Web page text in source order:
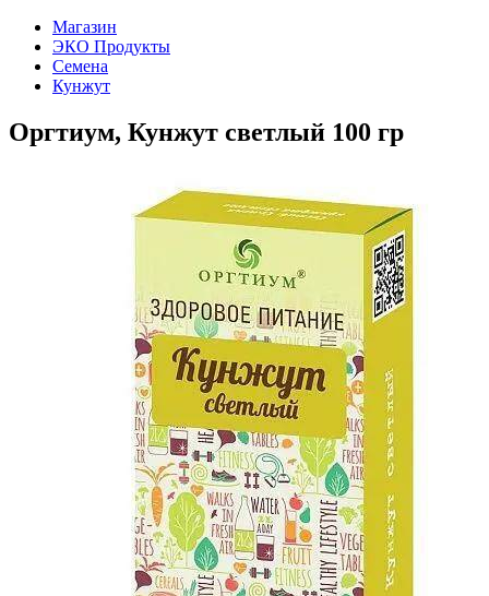
Магазин
ЭКО Продукты
Семена
Кунжут
Оргтиум, Кунжут светлый 100 гр